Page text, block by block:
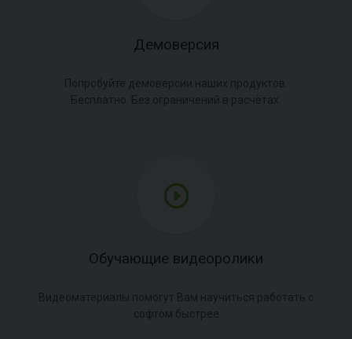
Демоверсия
Попробуйте демоверсии наших продуктов.
Бесплатно. Без ограничений в расчётах.
Обучающие видеоролики
Видеоматериалы помогут Вам научиться работать с
софтом быстрее